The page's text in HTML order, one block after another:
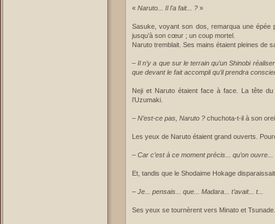
« Naruto... Il l'a fait... ? »
Sasuke, voyant son dos, remarqua une épée
jusqu’à son cœur ; un coup mortel.
Naruto tremblait. Ses mains étaient pleines de
–Il n’y a que sur le terrain qu’un Shinobi
que devant le fait accompli qu’il prendra
Neji et Naruto étaient face à face. La tête du
l’Uzumaki.
– N’est-ce pas, Naruto ? chuchota-t-il à son
Les yeux de Naruto étaient grand ouverts.
– Car c’est à ce moment précis... qu’on
Et, tandis que le Shodaime Hokage
– Je... pensais... que... Madara... t’avait... t...
Ses yeux se tournèrent vers Minato et Tsunade.